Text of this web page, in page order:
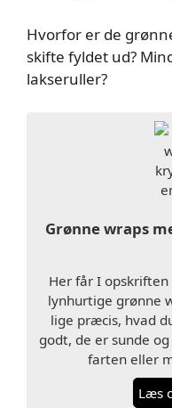
Hvorfor er de
skifte fyldet ud?
lakseruller?
Grønne wraps
Her får I
lynhurtige grønne
lige præcis, hvad
godt, de er sunde
farten eller
Læs